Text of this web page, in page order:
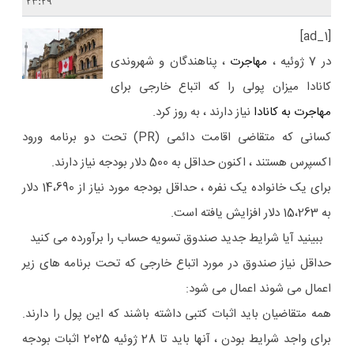
[ad_1]
در 7 ژوئیه ،
مهاجرت ، پناهندگان و شهروندی
کانادا میزان پولی را که اتباع خارجی برای
مهاجرت به کانادا نیاز دارند ، به روز کرد.
کسانی که متقاضی اقامت دائمی (PR) تحت دو برنامه ورود
اکسپرس هستند ، اکنون حداقل به 500 دلار بودجه نیاز دارند.
برای یک خانواده یک نفره ، حداقل بودجه مورد نیاز از 14،690 دلار
به 15،263 دلار افزایش یافته است.
ببینید آیا شرایط جدید صندوق تسویه حساب را برآورده می کنید
حداقل نیاز صندوق در مورد اتباع خارجی که تحت برنامه های زیر
اعمال می شوند اعمال می شود:
همه متقاضیان باید اثبات کتبی داشته باشند که این پول را دارند.
برای واجد شرایط بودن ، آنها باید تا 28 ژوئیه 2025 اثبات بودجه